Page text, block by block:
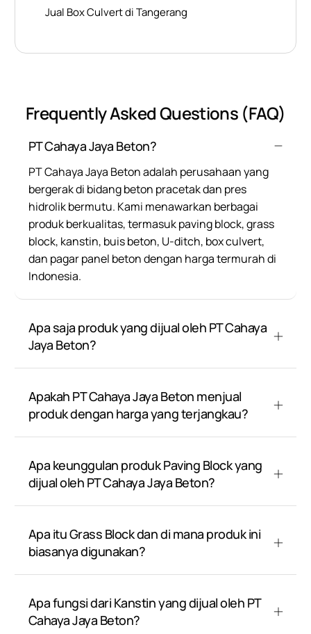
Jual Box Culvert di Tangerang
Frequently Asked Questions (FAQ)
PT Cahaya Jaya Beton?
PT Cahaya Jaya Beton adalah perusahaan yang
bergerak di bidang beton pracetak dan pres
hidrolik bermutu. Kami menawarkan berbagai
produk berkualitas, termasuk paving block, grass
block, kanstin, buis beton, U-ditch, box culvert,
dan pagar panel beton dengan harga termurah di
Indonesia.
Apa saja produk yang dijual oleh PT Cahaya
Jaya Beton?
Apakah PT Cahaya Jaya Beton menjual
produk dengan harga yang terjangkau?
Apa keunggulan produk Paving Block yang
dijual oleh PT Cahaya Jaya Beton?
Apa itu Grass Block dan di mana produk ini
biasanya digunakan?
Apa fungsi dari Kanstin yang dijual oleh PT
Cahaya Jaya Beton?